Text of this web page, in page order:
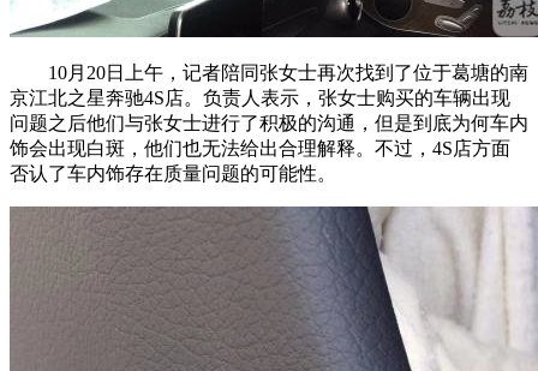
10月20日上午，记者陪同张女士再次找到了位于葛塘的南
京江北之星奔驰4S店。负责人表示，张女士购买的车辆出现
问题之后他们与张女士进行了积极的沟通，但是到底为何车内
饰会出现白斑，他们也无法给出合理解释。不过，4S店方面
否认了车内饰存在质量问题的可能性。